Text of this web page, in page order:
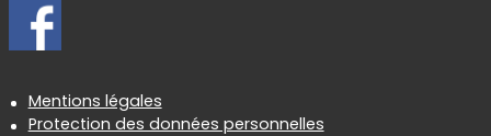
Informations réglementaires
Mentions légales
Protection des données personnelles